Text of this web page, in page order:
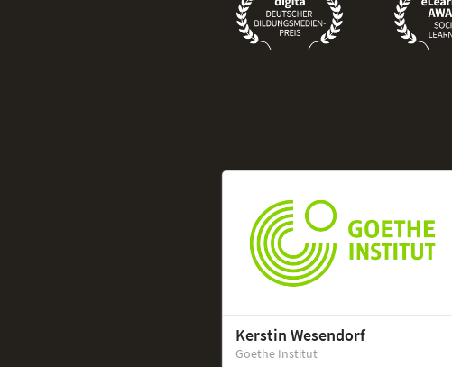
Kerstin Wesendorf
Goethe Institut